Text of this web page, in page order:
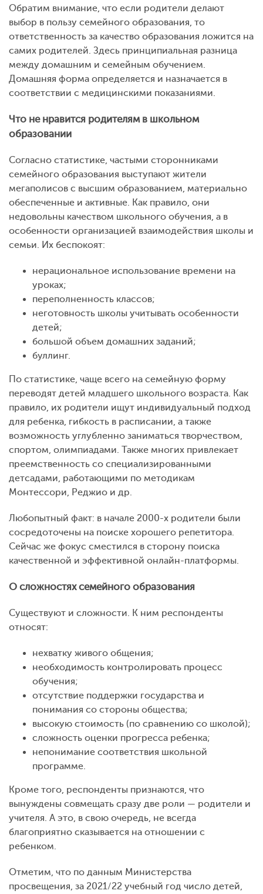
Обратим внимание, что если родители делают
выбор в пользу семейного образования, то
ответственность за качество образования ложится на
самих родителей. Здесь принципиальная разница
между домашним и семейным обучением.
Домашняя форма определяется и назначается в
соответствии с медицинскими показаниями.
Что не нравится родителям в школьном
образовании
Согласно статистике, частыми сторонниками
семейного образования выступают жители
мегаполисов с высшим образованием, материально
обеспеченные и активные. Как правило, они
недовольны качеством школьного обучения, а в
особенности организацией взаимодействия школы и
семьи. Их беспокоят:
нерациональное использование времени на
уроках;
переполненность классов;
неготовность школы учитывать особенности
детей;
большой объем домашних заданий;
буллинг.
По статистике, чаще всего на семейную форму
переводят детей младшего школьного возраста. Как
правило, их родители ищут индивидуальный подход
для ребенка, гибкость в расписании, а также
возможность углубленно заниматься творчеством,
спортом, олимпиадами. Также многих привлекает
преемственность со специализированными
детсадами, работающими по методикам
Монтессори, Реджио и др.
Любопытный факт: в начале 2000-х родители были
сосредоточены на поиске хорошего репетитора.
Сейчас же фокус сместился в сторону поиска
качественной и эффективной онлайн-платформы.
О сложностях семейного образования
Существуют и сложности. К ним респонденты
относят:
нехватку живого общения;
необходимость контролировать процесс
обучения;
отсутствие поддержки государства и
понимания со стороны общества;
высокую стоимость (по сравнению со школой);
сложность оценки прогресса ребенка;
непонимание соответствия школьной
программе.
Кроме того, респонденты признаются, что
вынуждены совмещать сразу две роли — родители и
учителя. А это, в свою очередь, не всегда
благоприятно сказывается на отношении с
ребенком.
Отметим, что по данным Министерства
просвещения, за 2021/22 учебный год число детей,